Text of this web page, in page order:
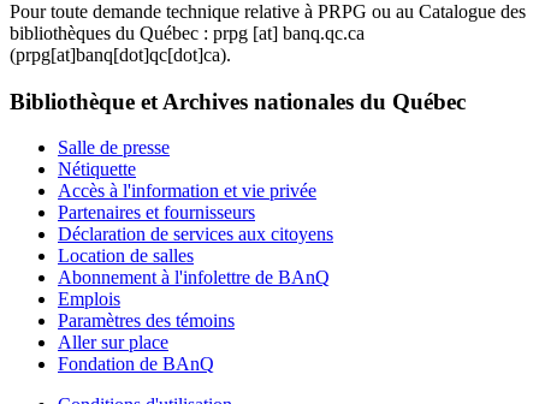
Pour toute demande technique relative à PRPG ou au Catalogue des
bibliothèques du Québec : prpg [at] banq.qc.ca
(prpg[at]banq[dot]qc[dot]ca).
Bibliothèque et Archives nationales du Québec
Salle de presse
Nétiquette
Accès à l'information et vie privée
Partenaires et fournisseurs
Déclaration de services aux citoyens
Location de salles
Abonnement à l'infolettre de BAnQ
Emplois
Paramètres des témoins
Aller sur place
Fondation de BAnQ